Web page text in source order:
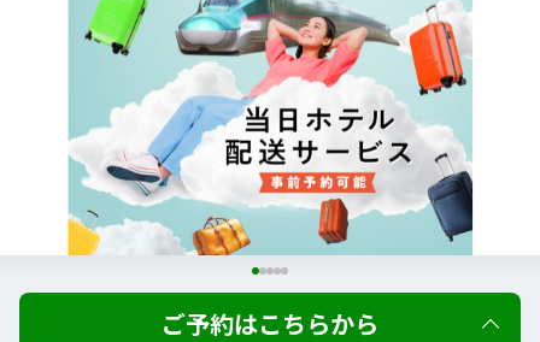
当日ホテル配送サービス
はこビュンQuick
ご予約はこちらから